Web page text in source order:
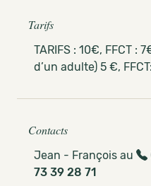
Tarifs
TARIFS : 10€, FFCT :
d’un adulte) 5 €,
Contacts
Jean - François au
73 39 28 71